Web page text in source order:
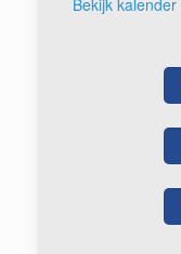
Bekijk kalender